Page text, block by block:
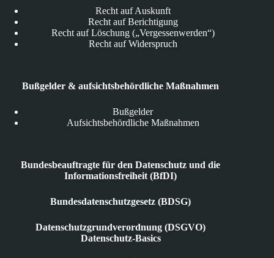
Recht auf Auskunft
Recht auf Berichtigung
Recht auf Löschung („Vergessenwerden“)
Recht auf Widerspruch
Bußgelder & aufsichtsbehördliche Maßnahmen
Bußgelder
Aufsichtsbehördliche Maßnahmen
Bundesbeauftragte für den Datenschutz und die
Informationsfreiheit (BfDI)
Bundesdatenschutzgesetz (BDSG)
Datenschutzgrundverordnung (DSGVO)
Datenschutz-Basics